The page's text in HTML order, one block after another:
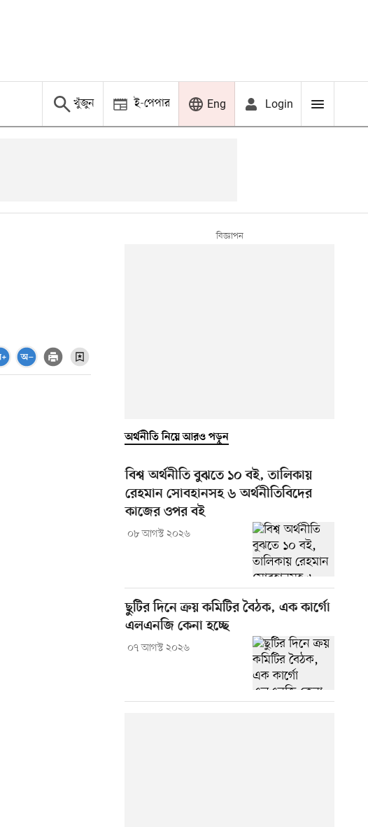
খুঁজুন ই-পেপার Eng Login
অর্থনীতি নিয়ে আরও পড়ুন
বিশ্ব অর্থনীতি বুঝতে ১০ বই, তালিকায়
রেহমান সোবহানসহ ৬ অর্থনীতিবিদের
কাজের ওপর বই
০৮ আগস্ট ২০২৬
ছুটির দিনে ক্রয় কমিটির বৈঠক, এক কার্গো
এলএনজি কেনা হচ্ছে
০৭ আগস্ট ২০২৬